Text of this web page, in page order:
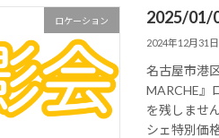
ロケーション 2025/01/
2024年12月31日
名古屋市港
MARCHE』
を残しませ
シェ特別価